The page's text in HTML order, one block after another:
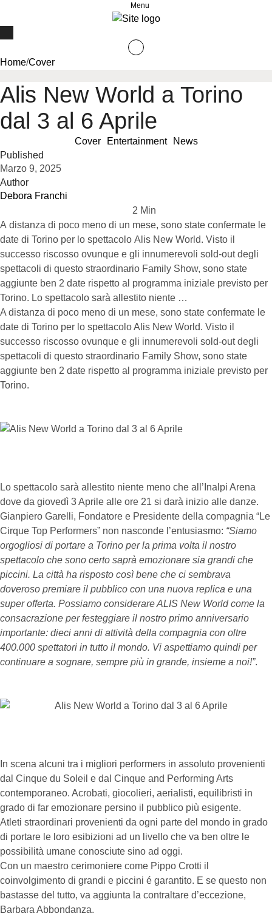
Menu
Home/Cover
Alis New World a Torino
dal 3 al 6 Aprile
Cover Entertainment
News
Published
Marzo 9, 2025
Author
Debora Franchi
2 Min
A distanza di poco meno di un mese, sono state confermate le
date di Torino per lo spettacolo Alis New World. Visto il
successo riscosso ovunque e gli innumerevoli sold-out degli
spettacoli di questo straordinario Family Show, sono state
aggiunte ben 2 date rispetto al programma iniziale previsto per
Torino. Lo spettacolo sarà allestito niente …
A distanza di poco meno di un mese, sono state confermate le
date di Torino per lo spettacolo Alis New World. Visto il
successo riscosso ovunque e gli innumerevoli sold-out degli
spettacoli di questo straordinario Family Show, sono state
aggiunte ben 2 date rispetto al programma iniziale previsto per
Torino.
Lo spettacolo sarà allestito niente meno che all’Inalpi Arena
dove da giovedì 3 Aprile alle ore 21 si darà inizio alle danze.
Gianpiero Garelli, Fondatore e Presidente della compagnia “Le
Cirque Top Performers” non nasconde l’entusiasmo: “Siamo
orgogliosi di portare a Torino per la prima volta il nostro
spettacolo che sono certo saprà emozionare sia grandi che
piccini. La città ha risposto così bene che ci sembrava
doveroso premiare il pubblico con una nuova replica e una
super offerta. Possiamo considerare ALIS New World come la
consacrazione per festeggiare il nostro primo anniversario
importante: dieci anni di attività della compagnia con oltre
400.000 spettatori in tutto il mondo. Vi aspettiamo quindi per
continuare a sognare, sempre più in grande, insieme a noi!”.
In scena alcuni tra i migliori performers in assoluto provenienti
dal Cinque du Soleil e dal Cinque and Performing Arts
contemporaneo. Acrobati, giocolieri, aerialisti, equilibristi in
grado di far emozionare persino il pubblico più esigente.
Atleti straordinari provenienti da ogni parte del mondo in grado
di portare le loro esibizioni ad un livello che va ben oltre le
possibilità umane conosciute sino ad oggi.
Con un maestro cerimoniere come Pippo Crotti il
coinvolgimento di grandi e piccini é garantito. E se questo non
bastasse del tutto, va aggiunta la contraltare d’eccezione,
Barbara Abbondanza.